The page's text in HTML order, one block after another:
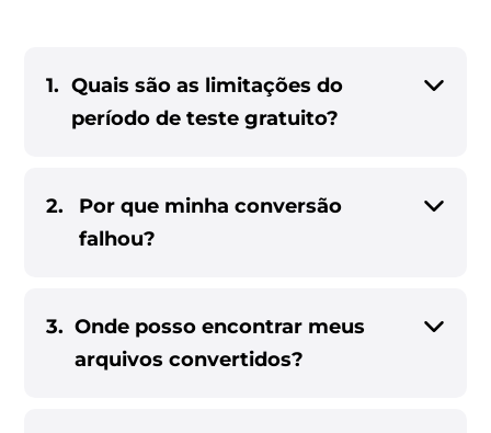
1. Quais são as limitações do
período de teste gratuito?
2.
Por que minha conversão
falhou?
3. Onde posso encontrar meus
arquivos convertidos?